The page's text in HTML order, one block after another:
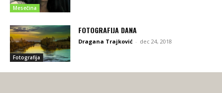
Mesečina
Fotografija
FOTOGRAFIJA DANA
Dragana Trajković - dec 24, 2018